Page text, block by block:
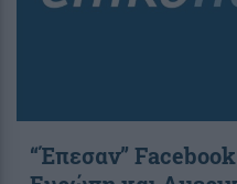
“Έπεσαν”